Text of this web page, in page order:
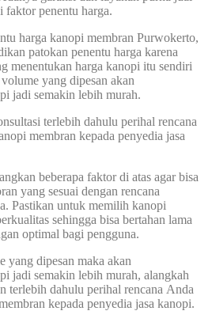
faktor penentu harga.
harga kanopi membran Purwokerto,
patokan penentu harga karena
menentukan harga kanopi itu sendiri
yang dipesan akan
jadi semakin lebih murah.
terlebih dahulu perihal rencana
membran kepada penyedia jasa
beberapa faktor di atas agar bisa
yang sesuai dengan rencana
Pastikan untuk memilih kanopi
sehingga bisa bertahan lama
optimal bagi pengguna.
yang dipesan maka akan
jadi semakin lebih murah, alangkah
terlebih dahulu perihal rencana Anda
kepada penyedia jasa kanopi.